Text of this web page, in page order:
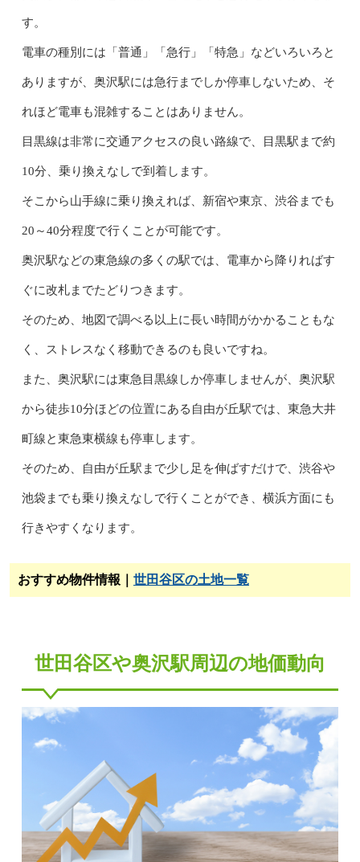
す。
電車の種別には「普通」「急行」「特急」などいろいろと
ありますが、奥沢駅には急行までしか停車しないため、そ
れほど電車も混雑することはありません。
目黒線は非常に交通アクセスの良い路線で、目黒駅まで約
10分、乗り換えなしで到着します。
そこから山手線に乗り換えれば、新宿や東京、渋谷までも
20～40分程度で行くことが可能です。
奥沢駅などの東急線の多くの駅では、電車から降りればす
ぐに改札までたどりつきます。
そのため、地図で調べる以上に長い時間がかかることもな
く、ストレスなく移動できるのも良いですね。
また、奥沢駅には東急目黒線しか停車しませんが、奥沢駅
から徒歩10分ほどの位置にある自由が丘駅では、東急大井
町線と東急東横線も停車します。
そのため、自由が丘駅まで少し足を伸ばすだけで、渋谷や
池袋までも乗り換えなしで行くことができ、横浜方面にも
行きやすくなります。
おすすめ物件情報｜ 世田谷区の土地一覧
世田谷区や奥沢駅周辺の地価動向